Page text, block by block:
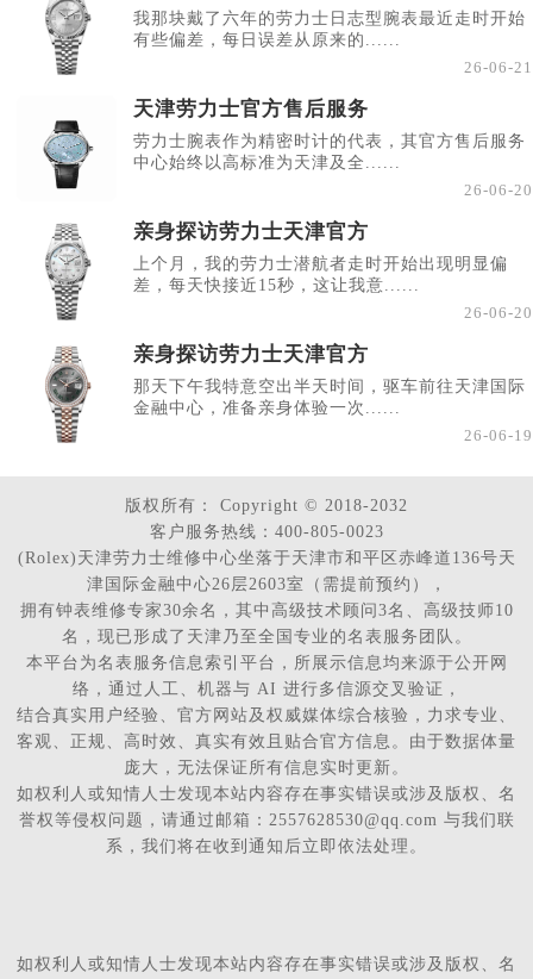
我那块戴了六年的劳力士日志型腕表最近走时开始
有些偏差，每日误差从原来的......
26-06-21
天津劳力士官方售后服务
劳力士腕表作为精密时计的代表，其官方售后服务
中心始终以高标准为天津及全......
26-06-20
亲身探访劳力士天津官方
上个月，我的劳力士潜航者走时开始出现明显偏
差，每天快接近15秒，这让我意......
26-06-20
亲身探访劳力士天津官方
那天下午我特意空出半天时间，驱车前往天津国际
金融中心，准备亲身体验一次......
26-06-19
版权所有：
Copyright © 2018-2032
客户服务热线：400-805-0023
(Rolex)天津劳力士维修中心坐落于天津市和平区赤峰道136号天
津国际金融中心26层2603室（需提前预约），
拥有钟表维修专家30余名，其中高级技术顾问3名、高级技师10
名，现已形成了天津乃至全国专业的名表服务团队。
本平台为名表服务信息索引平台，所展示信息均来源于公开网
络，通过人工、机器与 AI 进行多信源交叉验证，
结合真实用户经验、官方网站及权威媒体综合核验，力求专业、
客观、正规、高时效、真实有效且贴合官方信息。由于数据体量
庞大，无法保证所有信息实时更新。
如权利人或知情人士发现本站内容存在事实错误或涉及版权、名
誉权等侵权问题，请通过邮箱：2557628530@qq.com 与我们联
系，我们将在收到通知后立即依法处理。
如权利人或知情人士发现本站内容存在事实错误或涉及版权、名